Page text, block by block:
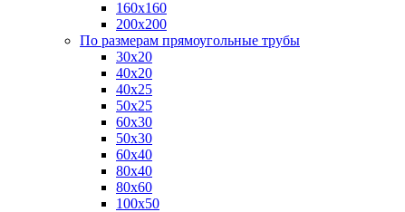
160х160
200х200
По размерам прямоугольные трубы
30х20
40х20
40х25
50х25
60х30
50х30
60х40
80х40
80х60
100х50